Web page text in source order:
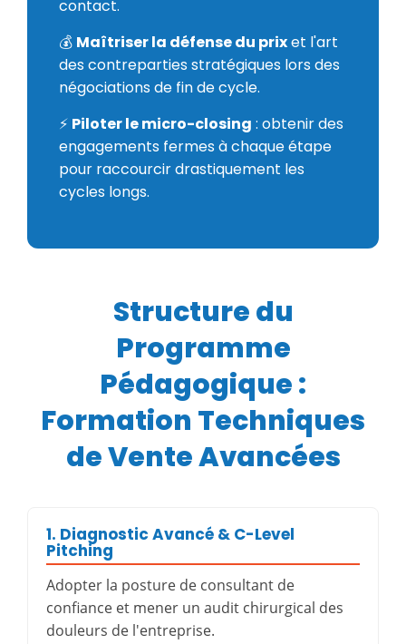
contact.
💰 Maîtriser la défense du prixet l'art
des contreparties stratégiques lors des
négociations de fin de cycle.
⚡ Piloter le micro-closing : obtenir des
engagements fermes à chaque étape
pour raccourcir drastiquement les
cycles longs.
Structure du
Programme
Pédagogique :
Formation Techniques
de Vente Avancées
1. Diagnostic Avancé & C-Level
Pitching
Adopter la posture de consultant de
confiance et mener un audit chirurgical des
douleurs de l'entreprise.